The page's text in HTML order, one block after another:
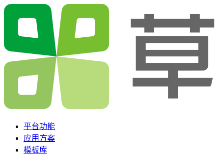
平台功能
应用方案
模板库